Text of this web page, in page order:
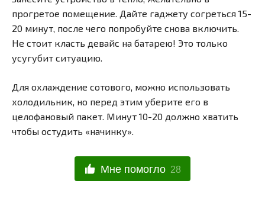
прогретое помещение. Дайте гаджету согреться 15-
20 минут, после чего попробуйте снова включить.
Не стоит класть девайс на батарею! Это только
усугубит ситуацию.
Для охлаждение сотового, можно использовать
холодильник, но перед этим уберите его в
целофановый пакет. Минут 10-20 должно хватить
чтобы остудить «начинку».
Мне помогло 28